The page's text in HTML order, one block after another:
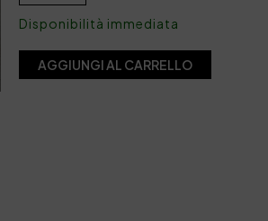
Disponibilità immediata
AGGIUNGI AL CARRELLO